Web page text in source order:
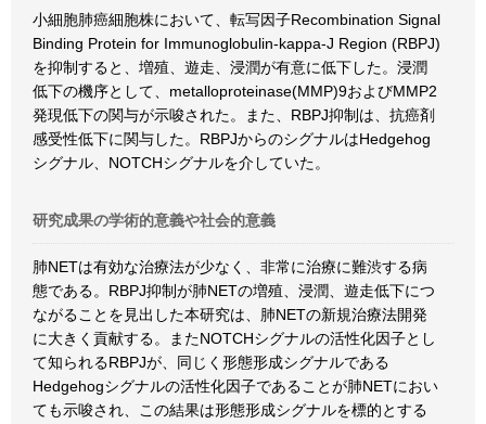
小細胞肺癌細胞株において、転写因子Recombination Signal
Binding Protein for Immunoglobulin-kappa-J Region (RBPJ)
を抑制すると、増殖、遊走、浸潤が有意に低下した。浸潤
低下の機序として、metalloproteinase(MMP)9およびMMP2
発現低下の関与が示唆された。また、RBPJ抑制は、抗癌剤
感受性低下に関与した。RBPJからのシグナルはHedgehog
シグナル、NOTCHシグナルを介していた。
研究成果の学術的意義や社会的意義
肺NETは有効な治療法が少なく、非常に治療に難渋する病
態である。RBPJ抑制が肺NETの増殖、浸潤、遊走低下につ
ながることを見出した本研究は、肺NETの新規治療法開発
に大きく貢献する。またNOTCHシグナルの活性化因子とし
て知られるRBPJが、同じく形態形成シグナルである
Hedgehogシグナルの活性化因子であることが肺NETにおい
ても示唆され、この結果は形態形成シグナルを標的とする